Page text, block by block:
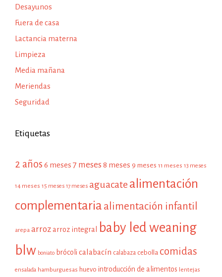
Desayunos
Fuera de casa
Lactancia materna
Limpieza
Media mañana
Meriendas
Seguridad
Etiquetas
2 años 6 meses 7 meses 8 meses 9 meses 11 meses 13 meses
14 meses 15 meses 17 meses aguacate alimentación
complementaria alimentación infantil
arepa arroz arroz integral
baby led weaning
blw boniato brócoli calabacín calabaza cebolla comidas
ensalada hamburguesas huevo introducción de alimentos lentejas